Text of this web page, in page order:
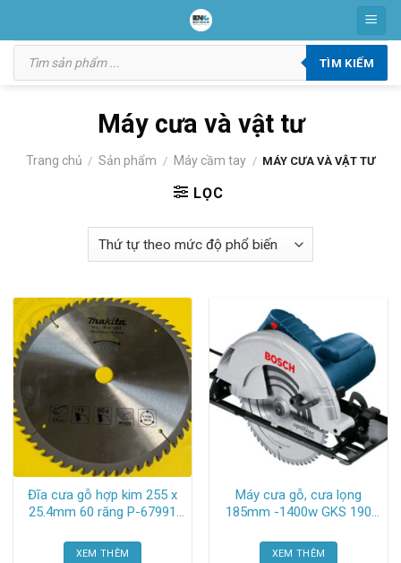
content
Tìm
kiếm
phẩm
TÌM KIẾM
Máy cưa và vật tư
Trang chủ / Sản phẩm / Máy cầm tay / MÁY CƯA VÀ VẬT TƯ
LỌC
Đĩa cưa gỗ hợp kim 255 x
25.4mm 60 răng P-67991
XEM THÊM
Máy cưa gỗ, cưa lọng
185mm -1400w GKS 190
XEM THÊM